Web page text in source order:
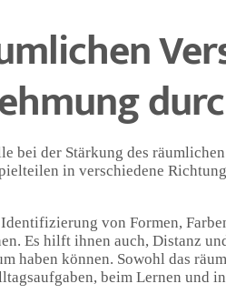
bei der Stärkung des
in verschiedene
von Formen,
Es hilft ihnen auch, Distanz
haben können. Sowohl das
beim Lernen und